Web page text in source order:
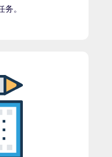
。